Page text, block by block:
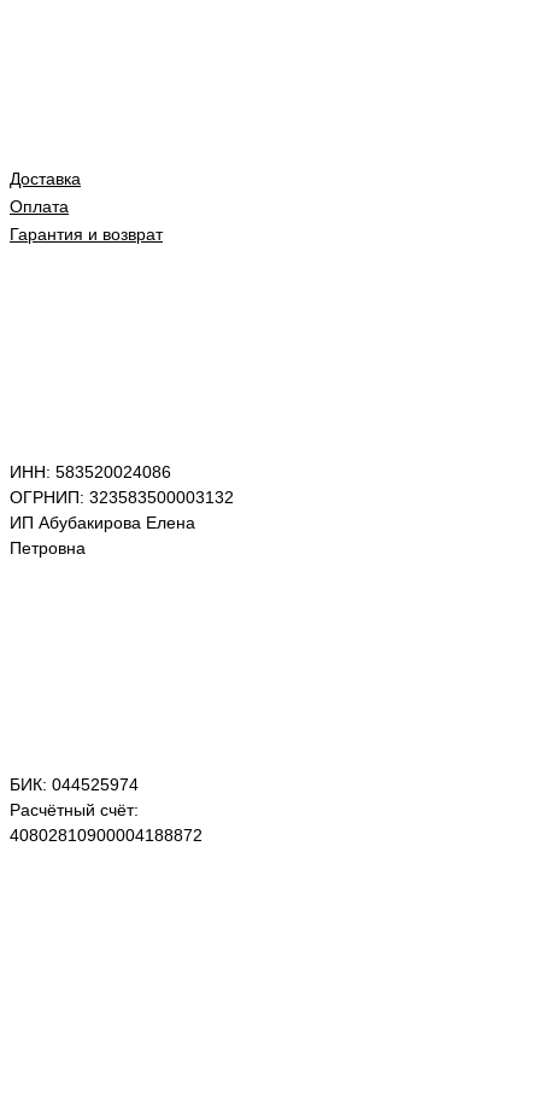
Доставка
Оплата
Гарантия и возврат
ИНН: 583520024086
ОГРНИП: 323583500003132
ИП Абубакирова Елена
Петровна
БИК: 044525974
Расчётный счёт:
40802810900004188872